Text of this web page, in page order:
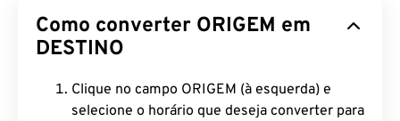
Como converter ORIGEM em
DESTINO
Clique no campo ORIGEM (à esquerda) e
selecione o horário que deseja converter para